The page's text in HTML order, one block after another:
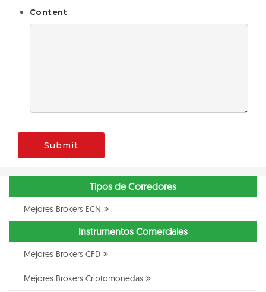
Content
Submit
Tipos de Corredores
Mejores Brokers ECN
Instrumentos Comerciales
Mejores Brokers CFD
Mejores Brokers Criptomonedas